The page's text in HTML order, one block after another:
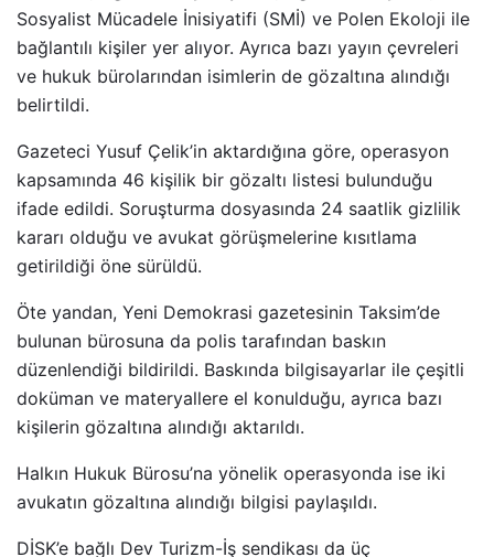
Sosyalist Mücadele İnisiyatifi (SMİ) ve Polen Ekoloji ile
bağlantılı kişiler yer alıyor. Ayrıca bazı yayın çevreleri
ve hukuk bürolarından isimlerin de gözaltına alındığı
belirtildi.
Gazeteci Yusuf Çelik’in aktardığına göre, operasyon
kapsamında 46 kişilik bir gözaltı listesi bulunduğu
ifade edildi. Soruşturma dosyasında 24 saatlik gizlilik
kararı olduğu ve avukat görüşmelerine kısıtlama
getirildiği öne sürüldü.
Öte yandan, Yeni Demokrasi gazetesinin Taksim’de
bulunan bürosuna da polis tarafından baskın
düzenlendiği bildirildi. Baskında bilgisayarlar ile çeşitli
doküman ve materyallere el konulduğu, ayrıca bazı
kişilerin gözaltına alındığı aktarıldı.
Halkın Hukuk Bürosu’na yönelik operasyonda ise iki
avukatın gözaltına alındığı bilgisi paylaşıldı.
DİSK’e bağlı Dev Turizm-İş sendikası da üç